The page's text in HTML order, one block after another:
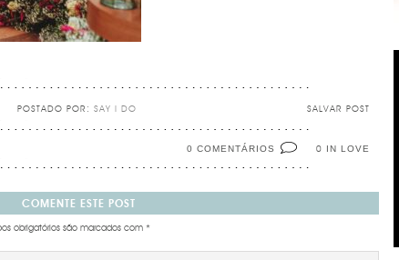
SALVAR POST
POSTADO POR: SAY I DO
0 IN LOVE
0 COMENTÁRIOS
COMENTE ESTE POST
obrigatórios são marcados com *